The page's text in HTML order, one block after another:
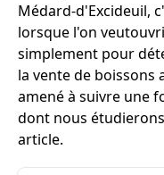
Médard-d'Excideuil,
lorsque l'on
simplement pour
la vente de boissons
amené à suivre une
dont nous
article.